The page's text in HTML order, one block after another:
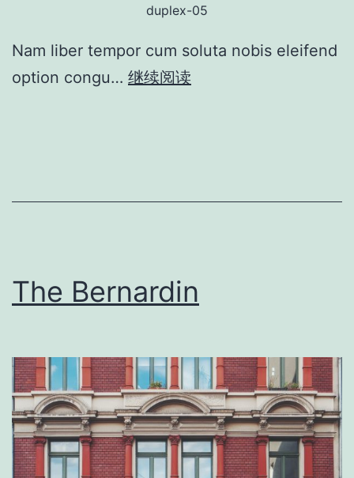
duplex-05
Nam liber tempor cum soluta nobis eleifend
option congu… 继续阅读
The Bernardin